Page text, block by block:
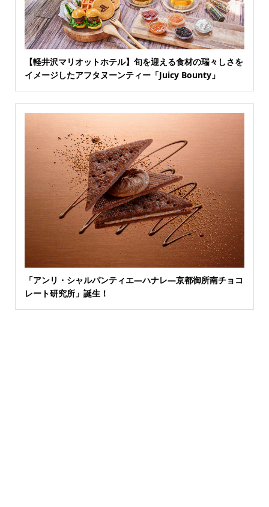
【軽井沢マリオットホテル】旬を迎える食材の瑞々しさを
イメージしたアフタヌーンティー「Juicy Bounty」
「アンリ・シャルパンティエ―ハナレ―京都御所南チョコ
レート研究所」誕生！